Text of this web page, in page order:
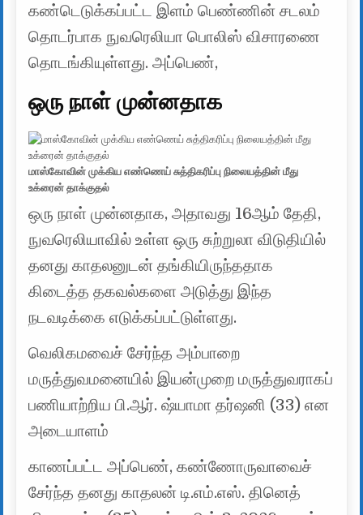
கண்டெடுக்கப்பட்ட இளம் பெண்ணின் சடலம்
தொடர்பாக நுவரெலியா பொலிஸ் விசாரணை
தொடங்கியுள்ளது. அப்பெண்,
ஒரு நாள் முன்னதாக
மாஸ்கோவின் முக்கிய எண்ணெய் சுத்திகரிப்பு நிலையத்தின் மீது
உக்ரைன் தாக்குதல்
ஒரு நாள் முன்னதாக, அதாவது 16ஆம் தேதி,
நுவரெலியாவில் உள்ள ஒரு சுற்றுலா விடுதியில்
தனது காதலனுடன் தங்கியிருந்ததாக
கிடைத்த தகவல்களை அடுத்து இந்த
நடவடிக்கை எடுக்கப்பட்டுள்ளது.
வெலிகமவைச் சேர்ந்த அம்பாறை
மருத்துவமனையில் இயன்முறை மருத்துவராகப்
பணியாற்றிய பி.ஆர். ஷ்யாமா தர்ஷனி (33) என
அடையாளம்
காணப்பட்ட அப்பெண், கண்ணோருவாவைச்
சேர்ந்த தனது காதலன் டி.எம்.எஸ். தினெத்